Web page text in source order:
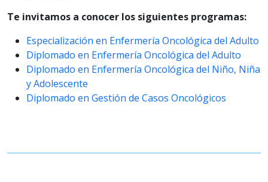
Te invitamos a conocer los siguientes programas:
Especialización en Enfermería Oncológica del Adulto
Diplomado en Enfermería Oncológica del Adulto
Diplomado en Enfermería Oncológica del Niño, Niña
y Adolescente
Diplomado en Gestión de Casos Oncológicos